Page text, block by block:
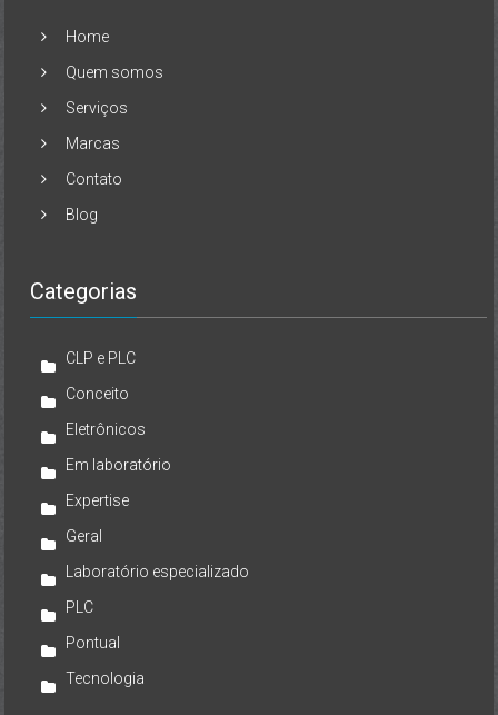
Home
Quem somos
Serviços
Marcas
Contato
Blog
Categorias
CLP e PLC
Conceito
Eletrônicos
Em laboratório
Expertise
Geral
Laboratório especializado
PLC
Pontual
Tecnologia